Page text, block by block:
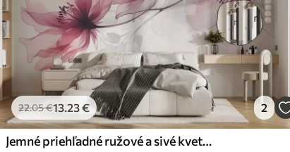
22.05€13.23€ 2
Jemné priehľadné ružové a sivé kvety s jemnými, rozmazanými okvetnými lístkami na bielom pozadí